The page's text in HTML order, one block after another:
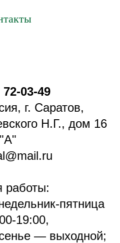
72-03-49
г. Саратов,
Н.Г., дом 16
"А"
работы:
пятница
19:00,
— выходной;